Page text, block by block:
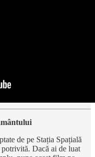
de pe Stația Spațială
Dacă ai de luat